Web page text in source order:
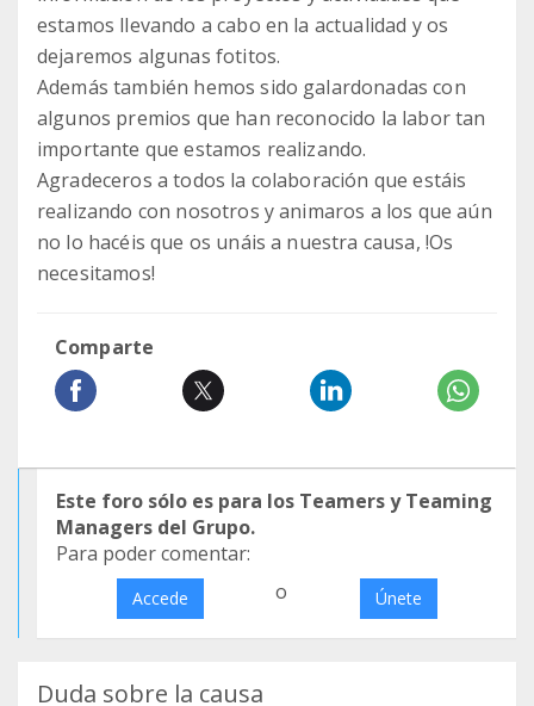
estamos llevando a cabo en la actualidad y os
dejaremos algunas fotitos.
Además también hemos sido galardonadas con
algunos premios que han reconocido la labor tan
importante que estamos realizando.
Agradeceros a todos la colaboración que estáis
realizando con nosotros y animaros a los que aún
no lo hacéis que os unáis a nuestra causa, !Os
necesitamos!
Comparte
Este foro sólo es para los Teamers y Teaming
Managers del Grupo.
Para poder comentar:
Accede o Únete
Duda sobre la causa